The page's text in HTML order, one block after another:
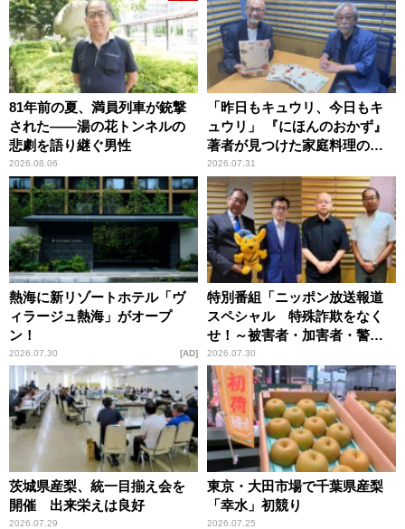
81年前の夏、満員列車が銃撃
された――湯の花トンネルの
悲劇を語り継ぐ男性
2026.08.06
「昨日もキュウリ、今日もキ
ュウリ」 『にほんのおかず』
著者が見つけた家庭料理の知
恵
2026.07.31
熱海に新リゾートホテル「ヴ
ィラージュ熱海」がオープ
ン！
2026.07.30 AD
特別番組「ニッポン放送報道
スペシャル 特殊詐欺をなく
せ！～被害者・加害者・警視
庁が語るトクリュウの実態
～」放送
2026.07.30
茨城県産梨、統一目揃え会を
開催 出来栄えは良好
2026.07.29
東京・大田市場で千葉県産梨
「幸水」初競り
2026.07.25